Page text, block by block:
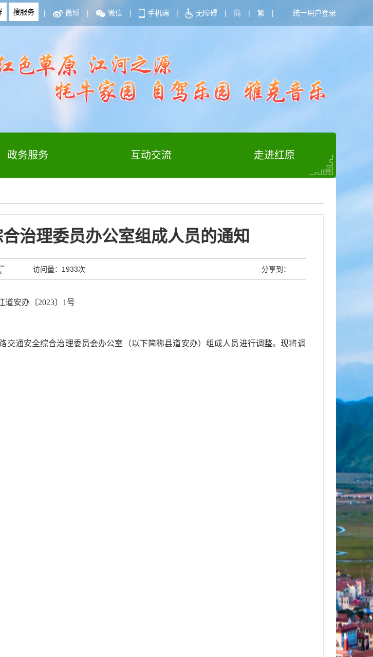
| 微博 | 微信 | 手机端 | 无障碍 | 简 | 繁 | 统一用户登录
政务服务 互动交流 走进红原
治理委员办公室组成人员的通知
访问量： 1933次 分享到：
道安办〔2023〕1号
交通安全综合治理委员会办公室 （以下简称县道安办）组成人员进行调整。现将调